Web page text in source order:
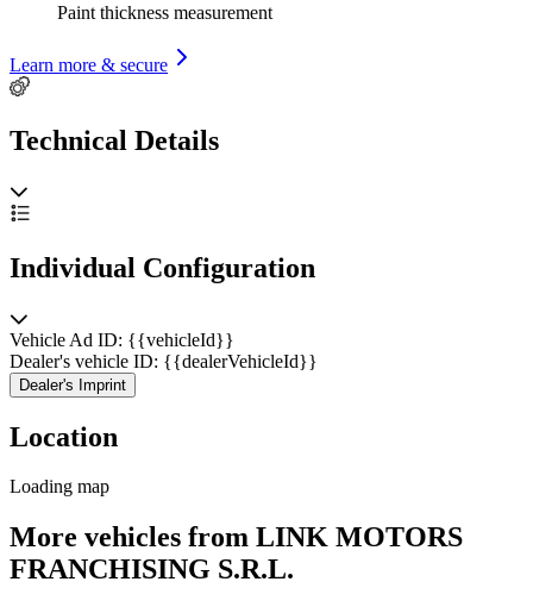
Paint thickness measurement
Learn more & secure
Technical Details
Individual Configuration
Vehicle Ad ID: {{vehicleId}}
Dealer's vehicle ID: {{dealerVehicleId}}
Dealer's Imprint
Location
Loading map
More vehicles from LINK MOTORS
FRANCHISING S.R.L.